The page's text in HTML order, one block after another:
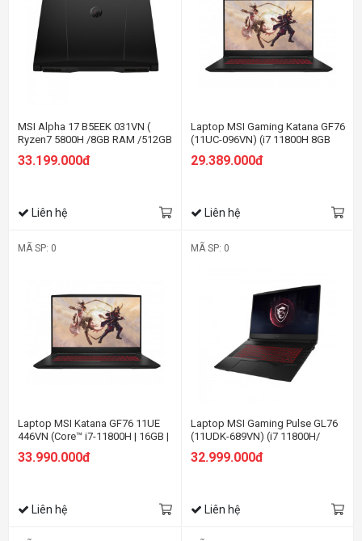
MSI Alpha 17 B5EEK 031VN (
Ryzen7 5800H /8GB RAM /512GB
144Hz 100% sRGB /Win11 Home
33.199.000đ
Liên hệ
Laptop MSI Gaming Katana GF76
(11UC-096VN) (i7 11800H 8GB
4GB/17.3 inch FHD
29.389.000đ
Liên hệ
MÃ SP: 0
Laptop MSI Katana GF76 11UE
446VN (Core™ i7-11800H | 16GB |
512GB | RTX 3060 6GB | 17.3 inch
FHD | Win 11 | Đen)
33.990.000đ
Liên hệ
MÃ SP: 0
Laptop MSI Gaming Pulse GL76
(11UDK-689VN) (i7 11800H/
16GB RAM/512GB
SSD/RTX3050Ti 4G/17.3 inch
32.999.000đ
Liên hệ